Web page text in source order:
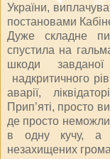
України,
постановами
Дуже складне
спустила на
шкоди
надкритичного
аварії,
Прип’яті, просто
де просто
в одну кучу, а
незахищених